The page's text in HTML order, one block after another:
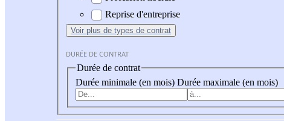
Reprise d'entreprise
Voir plus de types de contrat
DURÉE DE CONTRAT
Durée de contrat
Durée minimale (en mois) Durée maximale (en mois)